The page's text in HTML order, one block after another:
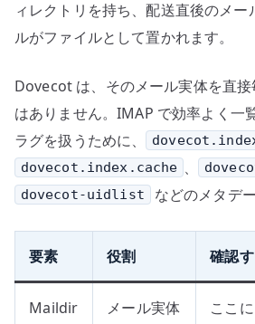
ィレクトリを持ち、配送直後のメー
ルがファイルとして置かれます。
Dovecot は、そのメール実体を直
はありません。IMAP で効率よく一
ラグを扱うために、
dovecot.index.cache 、
dovecot-uidlist などのメタデ
要素 役割 確認
Maildir
メール実体
ここ